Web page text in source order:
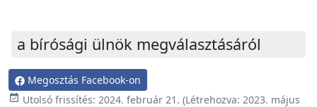
a bírósági ülnök megválasztásáról
Megosztás Facebook-on
event_available Utolsó frissítés: 2024. február 21. (Létrehozva: 2023. május